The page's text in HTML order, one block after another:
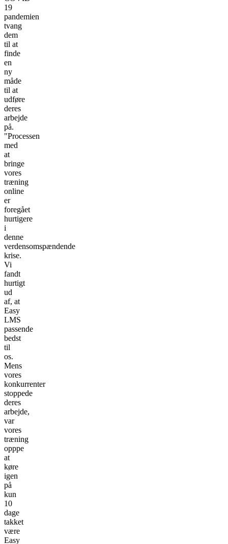
19
pandemien
tvang
dem
til at
finde
en
ny
måde
til at
udføre
deres
arbejde
på.
"Processen
med
at
bringe
vores
træning
online
er
foregået
hurtigere
i
denne
verdensomspændende
krise.
Vi
fandt
hurtigt
ud
af, at
Easy
LMS
passende
bedst
til
os.
Mens
vores
konkurrenter
stoppede
deres
arbejde,
var
vores
træning
opppe
at
køre
igen
på
kun
10
dage
takket
være
Easy